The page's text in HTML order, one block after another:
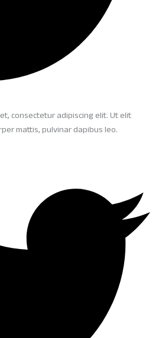
consectetur adipiscing elit. Ut elit
mattis, pulvinar dapibus leo.